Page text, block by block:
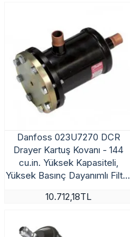
Danfoss 023U7270 DCR
Drayer Kartuş Kovanı - 144
cu.in. Yüksek Kapasiteli,
Yüksek Basınç Dayanımlı Filtre
10.712,18TL